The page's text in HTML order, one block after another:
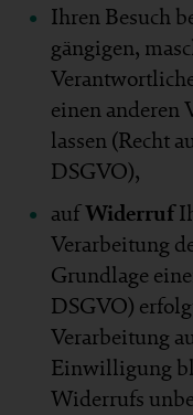
Ihren Besuch
gängigen,
einen anderen
lassen (Recht
DSGVO),
aufWiderruf
Verarbeitung
Grundlage
DSGVO)
Verarbeitung
Einwilligung
Widerrufs